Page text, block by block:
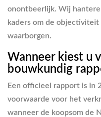
onontbeerlijk. Wij
kaders om de
waarborgen.
Wanneer kiest u
bouwkundig
Een officieel rapport is in
voorwaarde voor het
wanneer de koopsom de